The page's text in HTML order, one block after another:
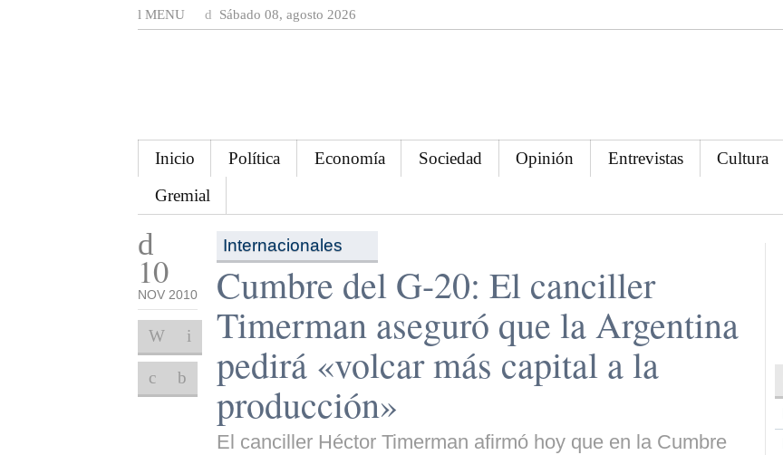
MENU Sábado 08, agosto 2026
Inicio Política Economía Sociedad Opinión Entrevistas Cultura
Gremial
10
NOV 2010
Internacionales
Cumbre del G-20: El canciller
Timerman aseguró que la Argentina
pedirá «volcar más capital a la
producción»
El canciller Héctor Timerman afirmó hoy que en la Cumbre